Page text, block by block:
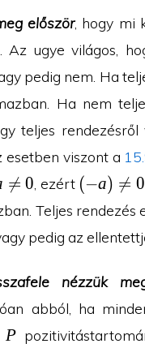
először, hogy mi
Az ugye világos,
pedig nem. Ha
Ha nem
teljes
esetben viszont a

= 0 , ezért (-
a)\neq
0
(−a) 
= 0
Teljes rendezés
pedig az
nézzük
abból, ha
P
P